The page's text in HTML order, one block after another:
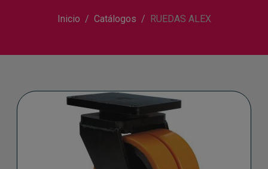
Inicio Catálogos RUEDAS ALEX